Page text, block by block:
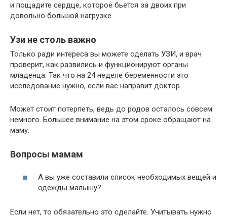
и пощадите сердце, которое бьется за двоих при
довольно большой нагрузке.
Узи не столь важно
Только ради интереса вы можете сделать УЗИ, и врач
проверит, как развились и функционируют органы
младенца. Так что на 24 неделе беременности это
исследование нужно, если вас направит доктор.
Может стоит потерпеть, ведь до родов осталось совсем
немного. Большее внимание на этом сроке обращают на
маму.
Вопросы мамам
А вы уже составили список необходимых вещей и
одежды малышу?
Если нет, то обязательно это сделайте. Учитывать нужно